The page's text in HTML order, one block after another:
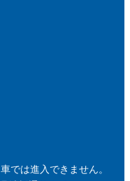
では進入できません。